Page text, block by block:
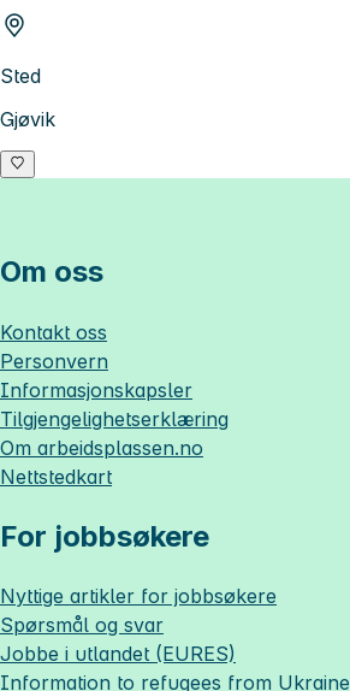
Sted
Gjøvik
Om oss
Kontakt oss
Personvern
Informasjonskapsler
Tilgjengelighetserklæring
Om arbeidsplassen.no
Nettstedkart
For jobbsøkere
Nyttige artikler for jobbsøkere
Spørsmål og svar
Jobbe i utlandet (EURES)
Information to refugees from Ukraine